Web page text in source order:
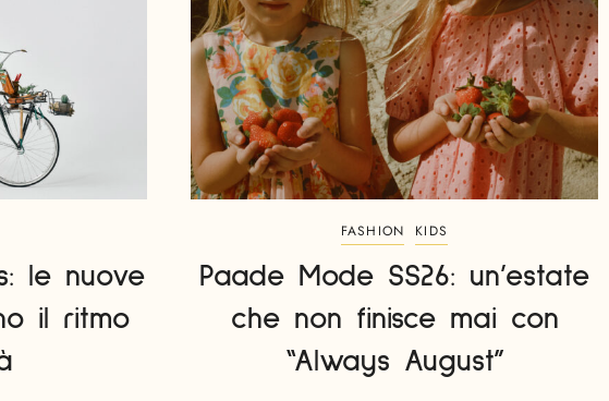
le nuove
il ritmo
FASHION KIDS
Paade Mode SS26: un’estate
che non finisce mai con
“Always August”